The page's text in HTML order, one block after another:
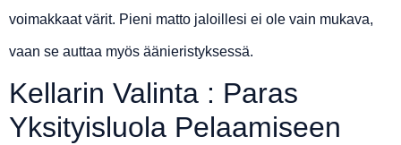
voimakkaat värit. Pieni matto jaloillesi ei ole vain mukava,
vaan se auttaa myös äänieristyksessä.
Kellarin Valinta : Paras
Yksityisluola Pelaamiseen